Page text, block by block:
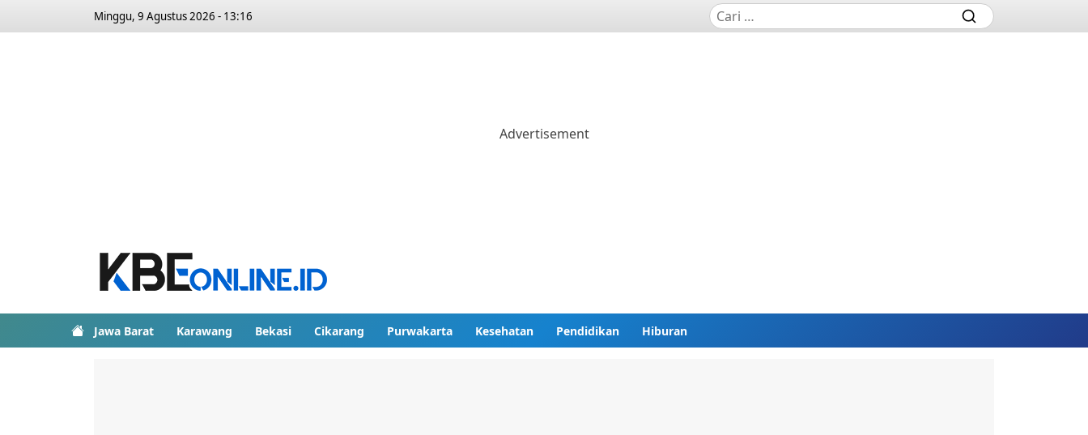
Minggu, 9 Agustus 2026 - 13:16
Jawa Barat Karawang Bekasi Cikarang Purwakarta Kesehatan Pendidikan Hiburan